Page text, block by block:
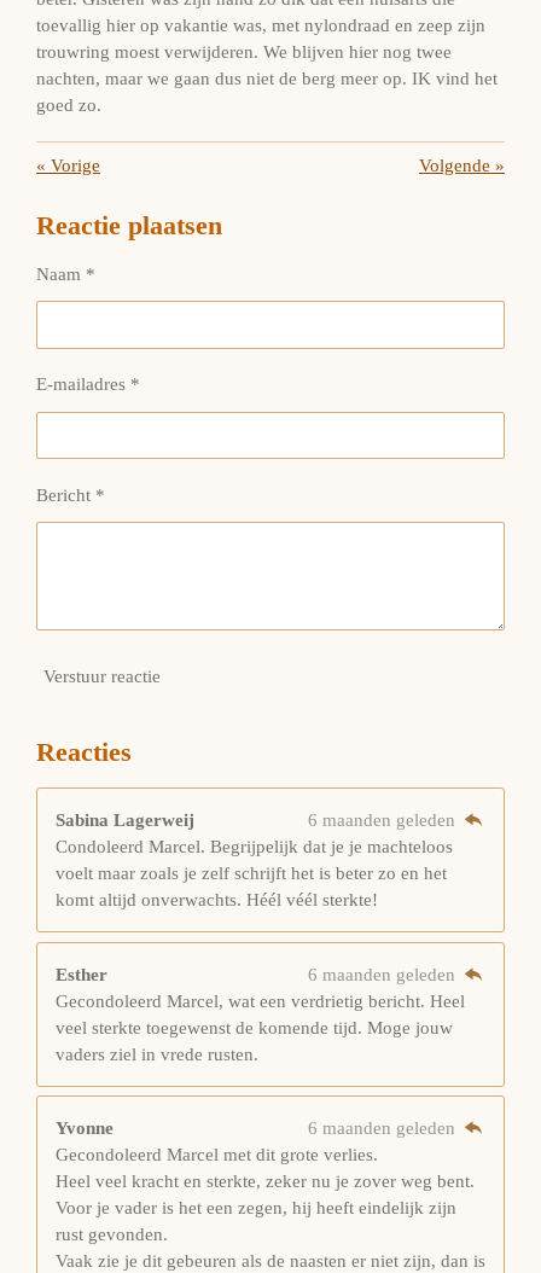
toevallig hier op vakantie was, met nylondraad en zeep zijn
trouwring moest verwijderen. We blijven hier nog twee
nachten, maar we gaan dus niet de berg meer op. IK vind het
goed zo.
« Vorige Volgende »
Reactie plaatsen
Naam *
E-mailadres *
Bericht *
Verstuur reactie
Reacties
Sabina Lagerweij
6 maanden geleden
Condoleerd Marcel. Begrijpelijk dat je je machteloos
voelt maar zoals je zelf schrijft het is beter zo en het
komt altijd onverwachts. Héél véél sterkte!
Esther
6 maanden geleden
Gecondoleerd Marcel, wat een verdrietig bericht. Heel
veel sterkte toegewenst de komende tijd. Moge jouw
vaders ziel in vrede rusten.
Yvonne
6 maanden geleden
Gecondoleerd Marcel met dit grote verlies.
Heel veel kracht en sterkte, zeker nu je zover weg bent.
Voor je vader is het een zegen, hij heeft eindelijk zijn
rust gevonden.
Vaak zie je dit gebeuren als de naasten er niet zijn, dan is